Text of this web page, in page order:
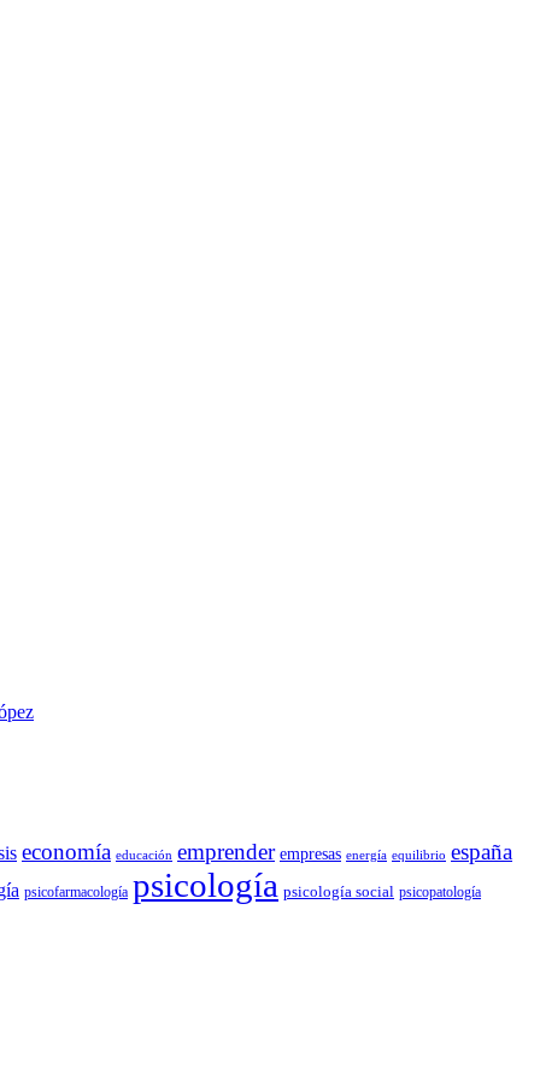
economía educación emprender empresas energía equilibrio españa
psicofarmacología psicología psicología social psicopatología